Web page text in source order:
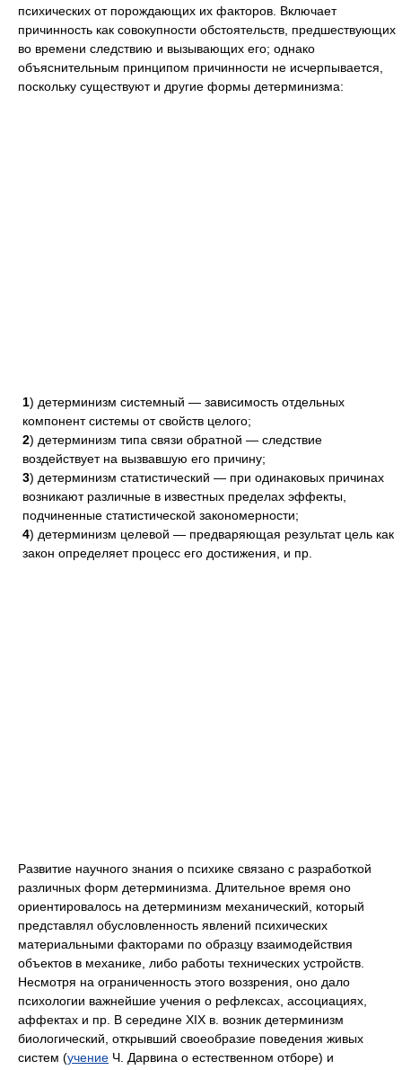
психических от порождающих их факторов. Включает
причинность как совокупности обстоятельств, предшествующих
во времени следствию и вызывающих его; однако
объяснительным принципом причинности не исчерпывается,
поскольку существуют и другие формы детерминизма:
1) детерминизм системный — зависимость отдельных
компонент системы от свойств целого;
2) детерминизм типа связи обратной — следствие
воздействует на вызвавшую его причину;
3) детерминизм статистический — при одинаковых причинах
возникают различные в известных пределах эффекты,
подчиненные статистической закономерности;
4) детерминизм целевой — предваряющая результат цель как
закон определяет процесс его достижения, и пр.
Развитие научного знания о психике связано с разработкой
различных форм детерминизма. Длительное время оно
ориентировалось на детерминизм механический, который
представлял обусловленность явлений психических
материальными факторами по образцу взаимодействия
объектов в механике, либо работы технических устройств.
Несмотря на ограниченность этого воззрения, оно дало
психологии важнейшие учения о рефлексах, ассоциациях,
аффектах и пр. В середине XIX в. возник детерминизм
биологический, открывший своеобразие поведения живых
систем (учение Ч. Дарвина о естественном отборе) и